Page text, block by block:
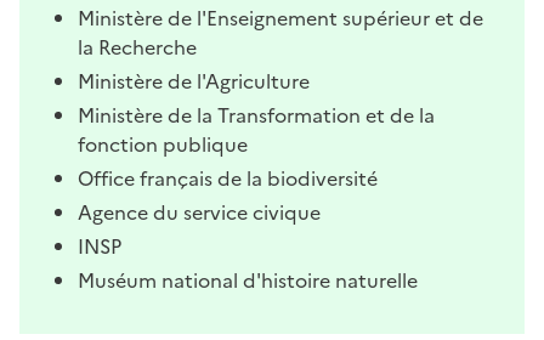
Ministère de l'Enseignement supérieur et de
la Recherche
Ministère de l'Agriculture
Ministère de la Transformation et de la
fonction publique
Office français de la biodiversité
Agence du service civique
INSP
Muséum national d'histoire naturelle